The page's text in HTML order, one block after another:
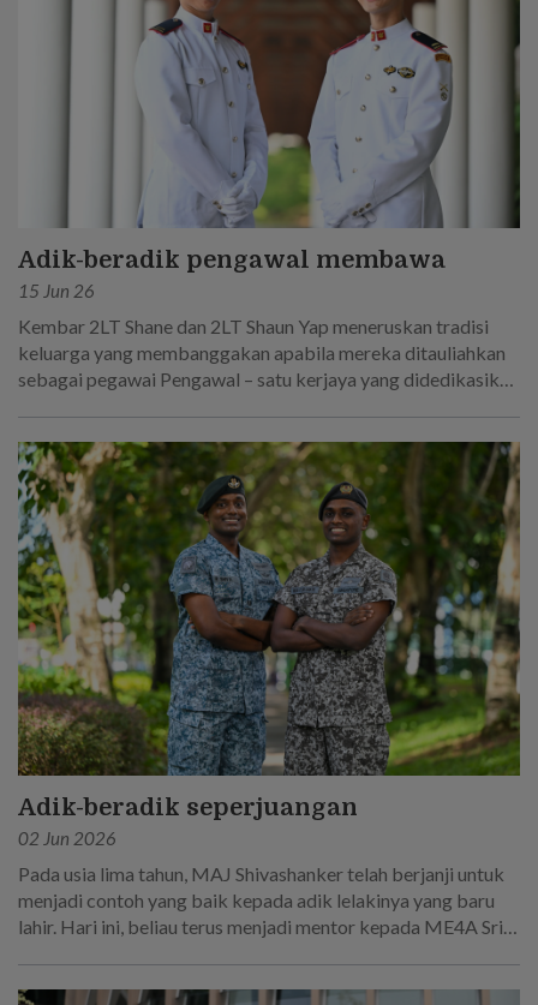
Adik-beradik pengawal membawa
15 Jun 26
Kembar 2LT Shane dan 2LT Shaun Yap meneruskan tradisi
keluarga yang membanggakan apabila mereka ditauliahkan
sebagai pegawai Pengawal – satu kerjaya yang didedikasikan
Adik-beradik seperjuangan
02 Jun 2026
Pada usia lima tahun, MAJ Shivashanker telah berjanji untuk
menjadi contoh yang baik kepada adik lelakinya yang baru
lahir. Hari ini, beliau terus menjadi mentor kepada ME4A Sri